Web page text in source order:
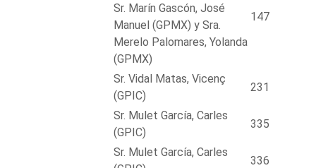
Sr. Marín Gascón, José
Manuel (GPMX) y Sra.
Merelo Palomares, Yolanda
(GPMX)
147
Sr. Vidal Matas, Vicenç
(GPIC)
231
Sr. Mulet García, Carles
(GPIC)
335
Sr. Mulet García, Carles
336